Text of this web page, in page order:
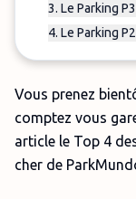
3. Le Parking
4. Le Parking
Vous prenez
comptez vous
article le Top 4
cher de